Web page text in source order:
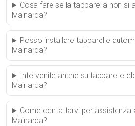
Cosa fare se la tapparella non si
Mainarda?
Posso installare tapparelle
Mainarda?
Intervenite anche su tapparelle
Mainarda?
Come contattarvi per assistenza
Mainarda?